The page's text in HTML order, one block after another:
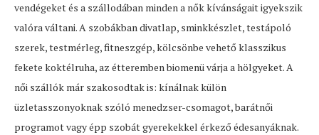
vendégeket és a szállodában minden a nők kívánságait igyekszik
valóra váltani. A szobákban divatlap, sminkkészlet, testápoló
szerek, testmérleg, fitneszgép, kölcsönbe vehető klasszikus
fekete koktélruha, az étteremben biomenü várja a hölgyeket. A
női szállók már szakosodtak is: kínálnak külön
üzletasszonyoknak szóló menedzser-csomagot, barátnői
programot vagy épp szobát gyerekekkel érkező édesanyáknak.